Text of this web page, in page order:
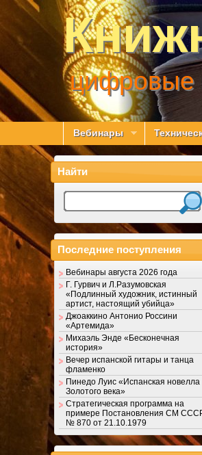
цифровые
Вебинары
Найти
Последние поступления
Вебинары августа 2026 года
Г. Гурвич и Л.Разумовская
«Подлинный художник, истинный
артист, настоящий убийца»
Джоаккино Антонио Россини
«Артемида»
Михаэль Энде «Бесконечная
история»
Вечер испанской гитары и танца
фламенко
Пинедо Луис «Испанская новелла
Золотого века»
Стратегическая программа на
примере Постановления СМ
№ 870 от 21.10.1979